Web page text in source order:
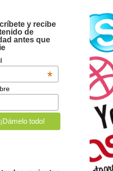
y recibe
de
antes que
*